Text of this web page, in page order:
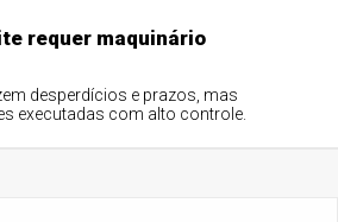
requer maquinário
desperdícios e prazos, mas
executadas com alto controle.